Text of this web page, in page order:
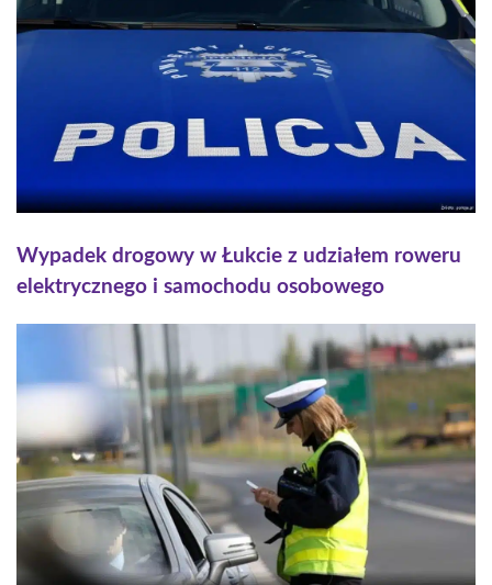
Wypadek drogowy w Łukcie z udziałem roweru
elektrycznego i samochodu osobowego